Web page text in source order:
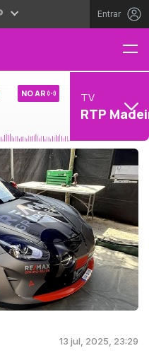
Entrar
NO AR TV
RTP
13 jul, 2025, 23:29